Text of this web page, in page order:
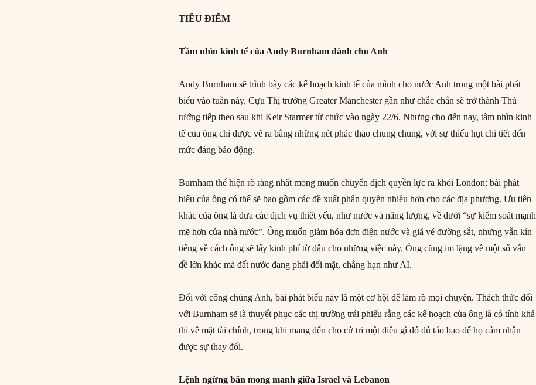
TIÊU ĐIỂM
Tầm nhìn kinh tế của Andy Burnham dành cho Anh
Andy Burnham sẽ trình bày các kế hoạch kinh tế của mình cho nước Anh trong một bài phát
biểu vào tuần này. Cựu Thị trưởng Greater Manchester gần như chắc chắn sẽ trở thành Thủ
tướng tiếp theo sau khi Keir Starmer từ chức vào ngày 22/6. Nhưng cho đến nay, tầm nhìn kinh
tế của ông chỉ được vẽ ra bằng những nét phác thảo chung chung, với sự thiếu hụt chi tiết đến
mức đáng báo động.
Burnham thể hiện rõ ràng nhất mong muốn chuyển dịch quyền lực ra khỏi London; bài phát
biểu của ông có thể sẽ bao gồm các đề xuất phân quyền nhiều hơn cho các địa phương. Ưu tiên
khác của ông là đưa các dịch vụ thiết yếu, như nước và năng lượng, về dưới “sự kiểm soát mạnh
mẽ hơn của nhà nước”. Ông muốn giảm hóa đơn điện nước và giá vé đường sắt, nhưng vẫn kín
tiếng về cách ông sẽ lấy kinh phí từ đâu cho những việc này. Ông cũng im lặng về một số vấn
đề lớn khác mà đất nước đang phải đối mặt, chẳng hạn như AI.
Đối với công chúng Anh, bài phát biểu này là một cơ hội để làm rõ mọi chuyện. Thách thức đối
với Burnham sẽ là thuyết phục các thị trường trái phiếu rằng các kế hoạch của ông là có tính khả
thi về mặt tài chính, trong khi mang đến cho cử tri một điều gì đó đủ táo bạo để họ cảm nhận
được sự thay đổi.
Lệnh ngừng bắn mong manh giữa Israel và Lebanon